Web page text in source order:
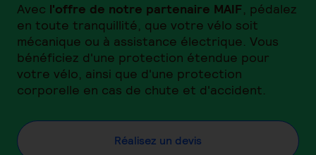
Avec l'offre de notre partenaire MAIF, pédalez
en toute tranquillité, que votre vélo soit
mécanique ou à assistance électrique. Vous
bénéficiez d'une protection étendue pour
votre vélo, ainsi que d'une protection
corporelle en cas de chute et d'accident.
Réalisez un devis